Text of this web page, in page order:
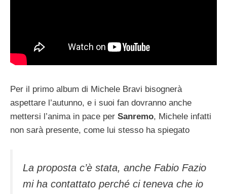
Per il primo album di Michele Bravi bisognerà
aspettare l’autunno, e i suoi fan dovranno anche
mettersi l’anima in pace per Sanremo, Michele infatti
non sarà presente, come lui stesso ha spiegato
La proposta c’è stata, anche Fabio Fazio
mi ha contattato perché ci teneva che io